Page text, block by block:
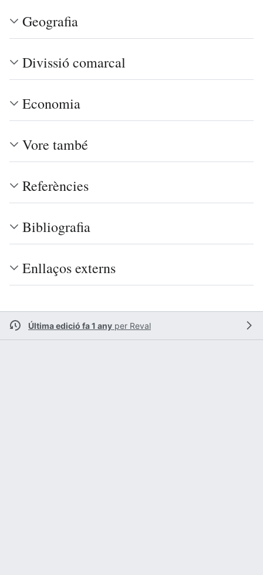
Geografia
Divissió comarcal
Economia
Vore també
Referències
Bibliografia
Enllaços externs
Última edició fa 1 any per Reval